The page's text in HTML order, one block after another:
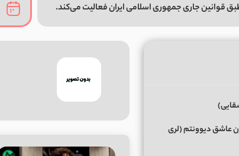
قوانین جاری جمهوری اسلامی ایران فعالیت می‌کند.
عاشق دیوونتم (لری